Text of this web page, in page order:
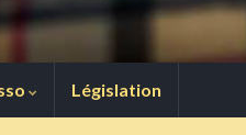
Législation